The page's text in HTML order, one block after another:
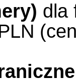
dla